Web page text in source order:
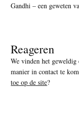
Gandhi – een geweten
Reageren
We vinden het
manier in contact te
toe op de site?